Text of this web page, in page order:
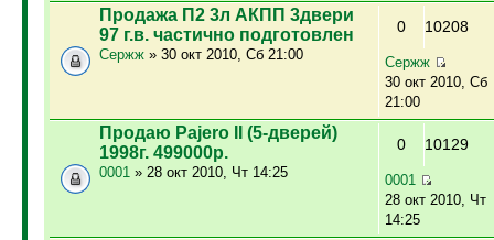
Продажа П2 3л АКПП 3двери
97 г.в. частично подготовлен
Сержж» 30 окт 2010, Сб 21:00
0 10208
Сержж
30 окт 2010, Сб
21:00
Продаю Pajero II (5-дверей)
1998г. 499000р.
0001» 28 окт 2010, Чт 14:25
0 10129
0001
28 окт 2010, Чт
14:25